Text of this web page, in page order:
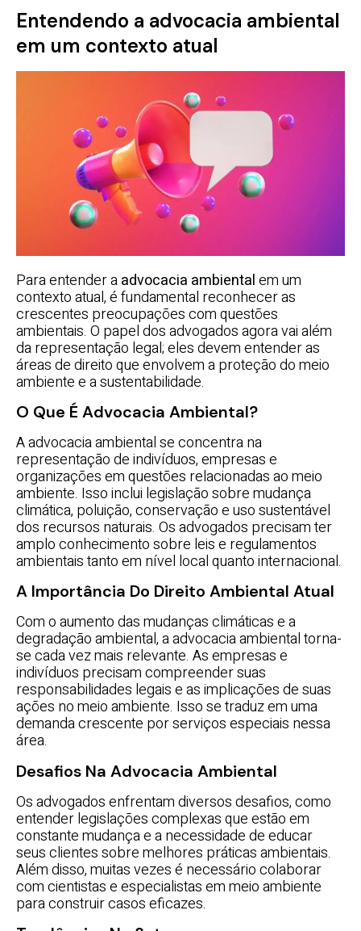
Entendendo a advocacia ambiental
em um contexto atual
Para entender aadvocacia ambientalem um
contexto atual, é fundamental reconhecer as
crescentes preocupações com questões
ambientais. O papel dos advogados agora vai além
da representação legal; eles devem entender as
áreas de direito que envolvem a proteção do meio
ambiente e a sustentabilidade.
O Que É Advocacia Ambiental?
A advocacia ambiental se concentra na
representação de indivíduos, empresas e
organizações em questões relacionadas ao meio
ambiente. Isso inclui legislação sobre mudança
climática, poluição, conservação e uso sustentável
dos recursos naturais. Os advogados precisam ter
amplo conhecimento sobre leis e regulamentos
ambientais tanto em nível local quanto internacional.
A Importância Do Direito Ambiental Atual
Com o aumento das mudanças climáticas e a
degradação ambiental, a advocacia ambiental torna-
se cada vez mais relevante. As empresas e
indivíduos precisam compreender suas
responsabilidades legais e as implicações de suas
ações no meio ambiente. Isso se traduz em uma
demanda crescente por serviços especiais nessa
área.
Desafios Na Advocacia Ambiental
Os advogados enfrentam diversos desafios, como
entender legislações complexas que estão em
constante mudança e a necessidade de educar
seus clientes sobre melhores práticas ambientais.
Além disso, muitas vezes é necessário colaborar
com cientistas e especialistas em meio ambiente
para construir casos eficazes.